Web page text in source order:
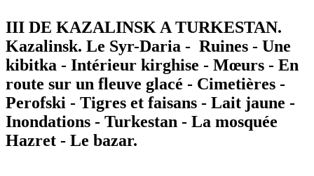
III DE KAZALINSK A TURKESTAN.
Kazalinsk. Le Syr-Daria - Ruines - Une
kibitka - Intérieur kirghise - Mœurs - En
route sur un fleuve glacé - Cimetières -
Perofski - Tigres et faisans - Lait jaune -
Inondations - Turkestan - La mosquée
Hazret - Le bazar.